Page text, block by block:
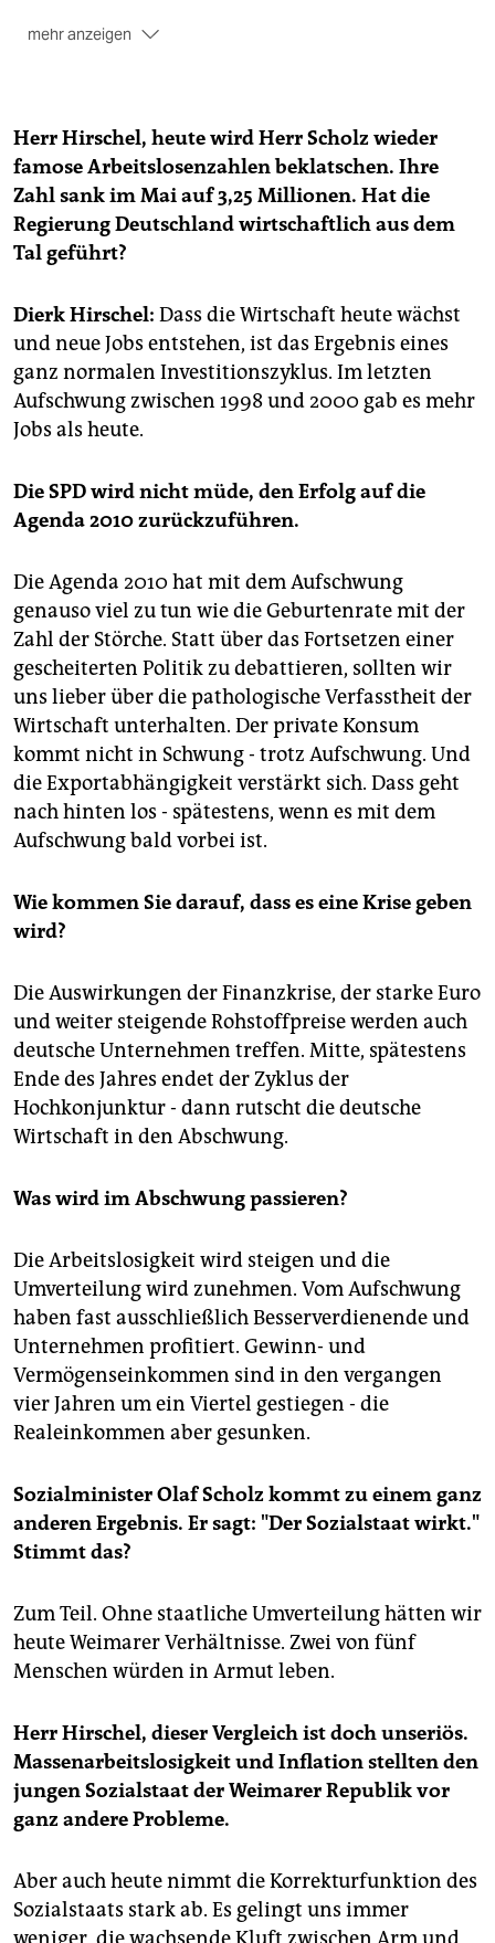
mehr anzeigen
Millionen Menschen, die gerne arbeiten würden",
sagte Joachim Möller. Neben der offiziellen
Erwerbslosenzahl von 3,25 Millionen gebe es etwa
625.000 Menschen, die nicht arbeitslos gemeldet
seien. Zudemeine Million Menschen in
arbeitsmarktpolitischen Maßnahmen.
Herr Hirschel, heute wird Herr Scholz wieder
famose Arbeitslosenzahlen beklatschen. Ihre
Zahl sank im Mai auf 3,25 Millionen. Hat die
Regierung Deutschland wirtschaftlich aus dem
Tal geführt?
Dierk Hirschel: Dass die Wirtschaft heute wächst
und neue Jobs entstehen, ist das Ergebnis eines
ganz normalen Investitionszyklus. Im letzten
Aufschwung zwischen 1998 und 2000 gab es mehr
Jobs als heute.
Die SPD wird nicht müde, den Erfolg auf die
Agenda 2010 zurückzuführen.
Die Agenda 2010 hat mit dem Aufschwung
genauso viel zu tun wie die Geburtenrate mit der
Zahl der Störche. Statt über das Fortsetzen einer
gescheiterten Politik zu debattieren, sollten wir
uns lieber über die pathologische Verfasstheit der
Wirtschaft unterhalten. Der private Konsum
kommt nicht in Schwung - trotz Aufschwung. Und
die Exportabhängigkeit verstärkt sich. Dass geht
nach hinten los - spätestens, wenn es mit dem
Aufschwung bald vorbei ist.
Wie kommen Sie darauf, dass es eine Krise geben
wird?
Die Auswirkungen der Finanzkrise, der starke Euro
und weiter steigende Rohstoffpreise werden auch
deutsche Unternehmen treffen. Mitte, spätestens
Ende des Jahres endet der Zyklus der
Hochkonjunktur - dann rutscht die deutsche
Wirtschaft in den Abschwung.
Was wird im Abschwung passieren?
Die Arbeitslosigkeit wird steigen und die
Umverteilung wird zunehmen. Vom Aufschwung
haben fast ausschließlich Besserverdienende und
Unternehmen profitiert. Gewinn- und
Vermögenseinkommen sind in den vergangen
vier Jahren um ein Viertel gestiegen - die
Realeinkommen aber gesunken.
Sozialminister Olaf Scholz kommt zu einem ganz
anderen Ergebnis. Er sagt: "Der Sozialstaat wirkt."
Stimmt das?
Zum Teil. Ohne staatliche Umverteilung hätten wir
heute Weimarer Verhältnisse. Zwei von fünf
Menschen würden in Armut leben.
Herr Hirschel, dieser Vergleich ist doch unseriös.
Massenarbeitslosigkeit und Inflation stellten den
jungen Sozialstaat der Weimarer Republik vor
ganz andere Probleme.
Aber auch heute nimmt die Korrekturfunktion des
Sozialstaats stark ab. Es gelingt uns immer